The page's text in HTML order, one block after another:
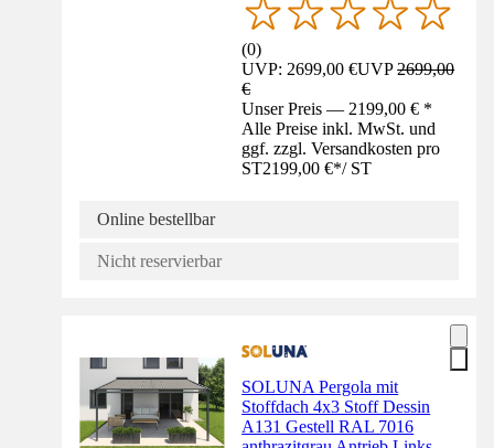
(0)
UVP: 2699,00 €UVP2699,00
€
Unser Preis — 2199,00 € *
Alle Preise inkl. MwSt. und
ggf. zzgl. Versandkosten pro
ST2199,00 €*/ ST
Online bestellbar
Nicht reservierbar
SOLUNA Pergola mit
Stoffdach 4x3 Stoff Dessin
A131 Gestell RAL 7016